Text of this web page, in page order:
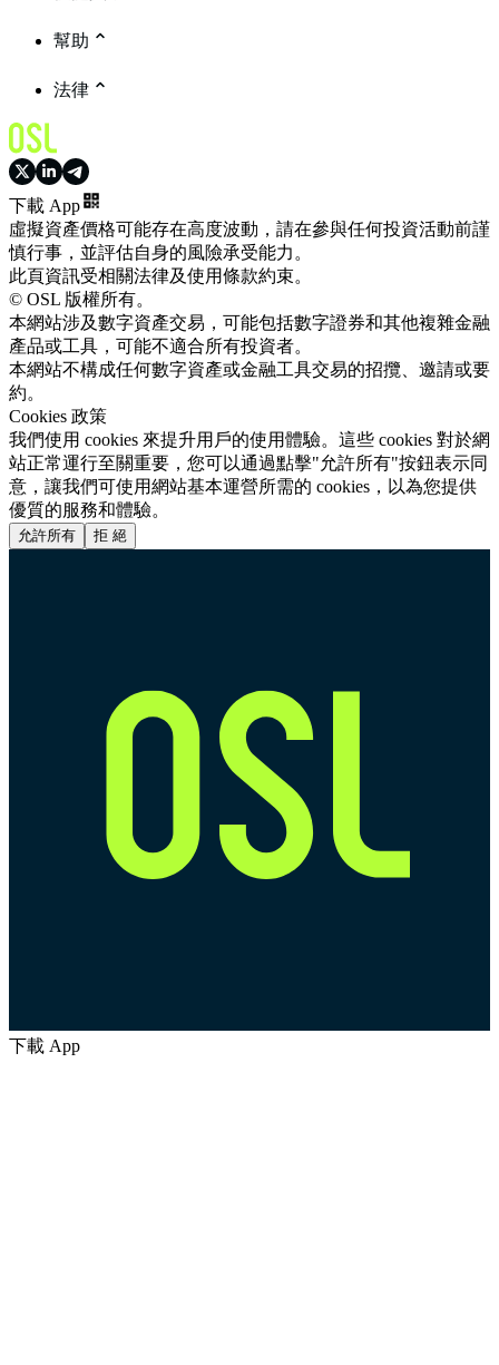
幫助
法律
下載 App
虛擬資產價格可能存在高度波動，請在參與任何投資活動前謹
慎行事，並評估自身的風險承受能力。
此頁資訊受相關法律及使用條款約束。
© OSL 版權所有。
本網站涉及數字資產交易，可能包括數字證券和其他複雜金融
產品或工具，可能不適合所有投資者。
本網站不構成任何數字資產或金融工具交易的招攬、邀請或要
約。
Cookies 政策
我們使用 cookies 來提升用戶的使用體驗。這些 cookies 對於網
站正常運行至關重要，您可以通過點擊"允許所有"按鈕表示同
意，讓我們可使用網站基本運營所需的 cookies，以為您提供
優質的服務和體驗。
允許所有 拒 絕
下載 App